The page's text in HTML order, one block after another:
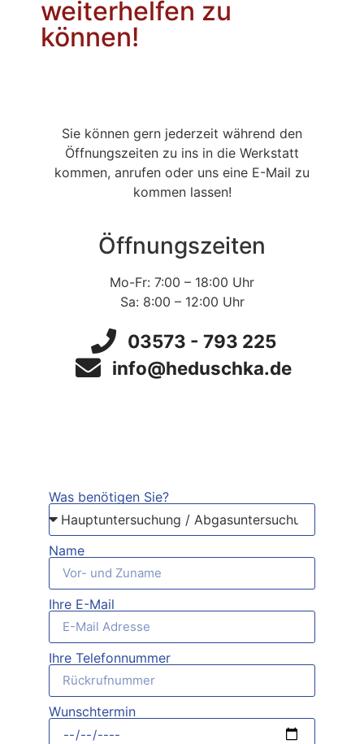
weiterhelfen zu
können!
Sie können gern jederzeit während den
Öffnungszeiten zu ins in die Werkstatt
kommen, anrufen oder uns eine E-Mail zu
kommen lassen!
Öffnungszeiten
Mo-Fr: 7:00 – 18:00 Uhr
Sa: 8:00 – 12:00 Uhr
03573 - 793 225
info@heduschka.de
Was benötigen Sie?
Name
Ihre E-Mail
Ihre Telefonnummer
Wunschtermin